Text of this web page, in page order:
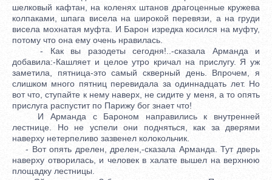
шелковый кафтан, на коленях штанов драгоценные кружева
колпаками, шпага висела на широкой перевязи, а на груди
висела мохнатая муфта. И Барон изредка косился на муфту,
потому что она ему очень нравилась.
- Как вы разодеты сегодня!..-сказала Арманда и
добавила:-Кашляет и целое утро кричал на прислугу. Я уж
заметила, пятница-это самый скверный день. Впрочем, я
слишком много пятниц перевидала за одиннадцать лет. Но
вот что, ступайте к нему наверх, не сидите у меня, а то опять
прислуга распустит по Парижу бог знает что!
И Арманда с Бароном направились к внутренней
лестнице. Но не успели они подняться, как за дверями
наверху нетерпеливо зазвенел колокольчик.
- Вот опять дрелен, дрелен,-сказала Арманда. Тут дверь
наверху отворилась, и человек в халате вышел на верхнюю
площадку лестницы.